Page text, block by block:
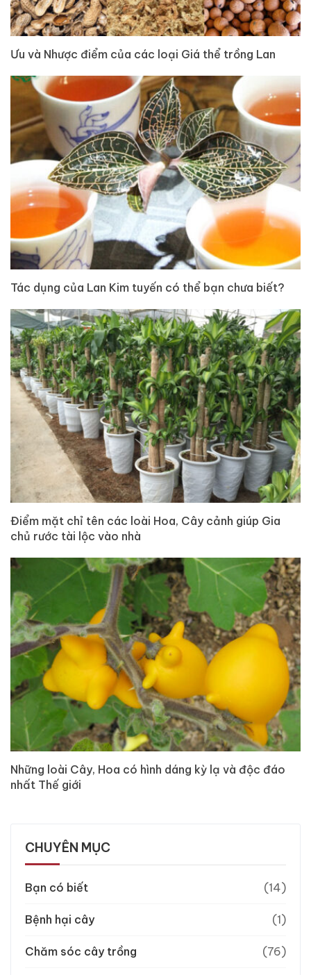
Ưu và Nhược điểm của các loại Giá thể trồng Lan
Tác dụng của Lan Kim tuyến có thể bạn chưa biết?
Điểm mặt chỉ tên các loài Hoa, Cây cảnh giúp Gia
chủ rước tài lộc vào nhà
Những loài Cây, Hoa có hình dáng kỳ lạ và độc đáo
nhất Thế giới
CHUYÊN MỤC
Bạn có biết (14)
Bệnh hại cây (1)
Chăm sóc cây trồng (76)